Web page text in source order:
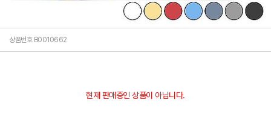
상품번호 B0010662
현재 판매중인 상품이 아닙니다.